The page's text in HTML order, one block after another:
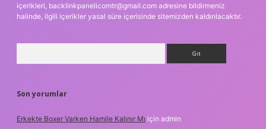
içerikleri, backlinkpanelicomtr@gmail.com adresine bildirmeniz
halinde, ilgili içerikler yasal süre içerisinde sitemizden kaldırılacaktır.
Son yorumlar
Erkekte Boxer Varken Hamile Kalınır Mı için admin